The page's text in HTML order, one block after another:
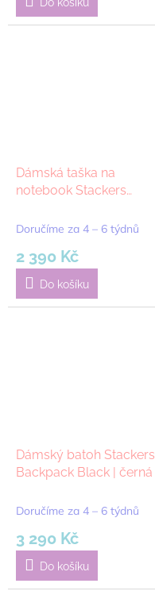
Do košíku
Dámská taška na
notebook Stackers
růžová
Doručíme za 4 – 6 týdnů
2 390 Kč
Do košíku
Dámský batoh Stackers
Backpack Black | černá
Doručíme za 4 – 6 týdnů
3 290 Kč
Do košíku